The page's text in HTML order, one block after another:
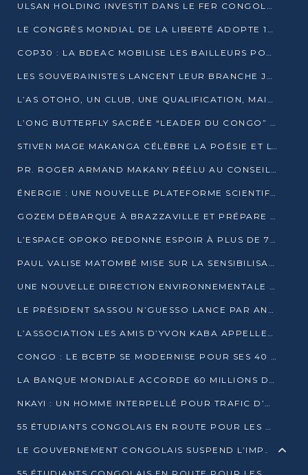
ULSAN HOLDING INVESTIT DANS LE FER CONGOLAIS
LE CONGRÈS MONDIAL DE LA LIBERTÉ ADOPTE 14 RÉSOLUTIONS HISTORIQUES
COP30 : LA BDEAC MOBILISE LES BAILLEURS POUR LE FONDS BLEU DU BASSIN DU CONGO
LES SOUVERAINISTES LANCENT LEUR BRANCHE JEUNE À BRAZZAVILLE
L’AS OTOHO, UN CLUB, UNE QUALIFICATION, MAIS ENCORE DES DOUTES
L’ONG BUTTERFLY SACRÉE “LEADER DU CONGO” AU PRIX D’EXCELLENCE 2025
STIVEN MAGE MAKANGA CÉLÈBRE LA POÉSIE ET L’HUMAIN AVEC SON RECUEIL “HECTARE”
PR. ROGER ARMAND MAKANY RÉÉLU AU CONSEIL DE L’AUF
ÉNERGIE : UNE NOUVELLE PLATEFORME SCIENTIFIQUE POUR LA TRANSITION ÉNERGÉTIQUE EN AFRIQUE CENTRALE
GOZEM DÉBARQUE À BRAZZAVILLE ET PRÉPARE SON ARRIVÉE À POINTE-NOIRE
L’ESPACE OPOKO REDONNE ESPOIR À PLUS DE 775 ÉLÈVES AUTOCHTONES DANS LE NORD DU CONGO
PAUL VALISE MATOMBÉ MISE SUR LA SENSIBILISATION POUR ÉRAQUER LE GRAND BANDITISME
UNE NOUVELLE DIRECTION ENVIRONNEMENTALE POUR RENFORCER LA GESTION DES DONNÉES AU CONGO
LE PRÉSIDENT SASSOU N’GUESSO LANCE PAR ANTICIPATION LA 39ÈME JOURNÉE NATIONALE DE L’ARBRE
L’ASSOCIATION LES AMIS D’YVON KABA APPELLENT DENIS SASSOU N’GUESSO À SE PORTER CANDIDAT
CONGO : LE BCBTP SE MODERNISE POUR SES 40 ANS D’EXISTENCE
LA BANQUE MONDIALE ACCORDE 60 MILLIONS DE DOLLARS POUR LA RÉSILIENCE URBAINE AU CONGO
NKAYI : UN HOMME INTERPELLÉ POUR TRAFIC D’UN BÉBÉ CHIMPANZÉ
55 ÉTUDIANTS CONGOLAIS EN ROUTE POUR LES UNIVERSITÉS ALGÉRIENNES
LE GOUVERNEMENT CONGOLAIS SUSPEND L’IMPORTATION DES MACHETTES ET DES MOTOS